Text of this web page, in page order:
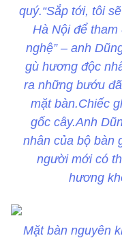
quý.“Sắp tới, tôi
Hà Nội để
nghệ” – anh
gù hương độc
ra những bướu
mặt bàn.Chiếc
gốc cây.Anh
nhân của bộ bàn
người mới có
hương
Mặt bàn nguyên